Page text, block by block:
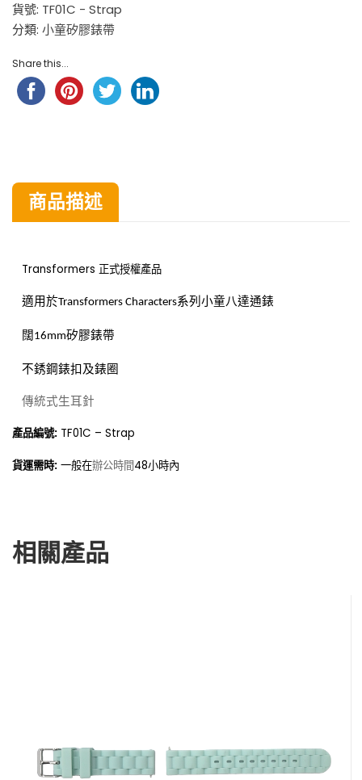
貨號: TF01C - Strap
分類: 小童矽膠錶帶
Share this...
商品描述
Transformers 正式授權產品
適用於Transformers Characters系列 小童八達通錶
闊 16mm矽膠錶帶
不銹鋼錶扣及錶圈
傳統式生耳針
產品編號: TF01C – Strap
貨運需時: 一般在辦公時間 48小時內
相關產品